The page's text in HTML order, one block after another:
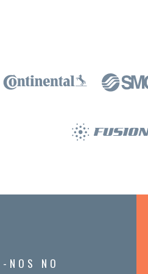
NOS NO